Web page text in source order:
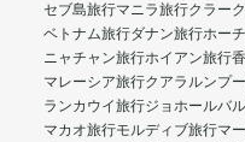
セブ島旅行マニラ旅行クラー
ベトナム旅行ダナン旅行ホー
ニャチャン旅行ホイアン旅行
マレーシア旅行クアラルンプ
ランカウイ旅行ジョホールバ
マカオ旅行モルディブ旅行マ